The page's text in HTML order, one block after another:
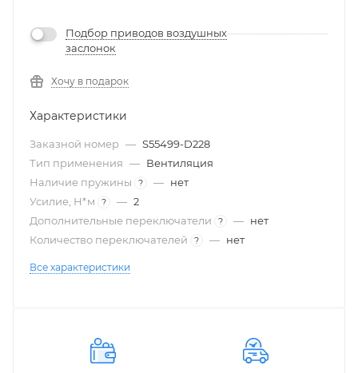
Подбор приводов воздушных
заслонок
Хочу в подарок
Характеристики
Заказной номер — S55499-D228
Тип применения — Вентиляция
Наличие пружины
? — нет
Усилие, Н*м
? — 2
Дополнительные переключатели
? — нет
Количество переключателей
? — нет
Все характеристики